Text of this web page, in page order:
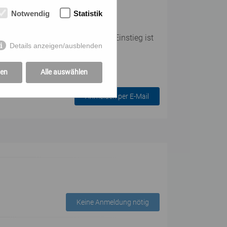
Teilnehmer:innenanzahl. Ein Einstieg ist
Anmelden per E-Mail
Keine Anmeldung nötig
Notwendig Statistik
Details anzeigen/ausblenden
Alle auswählen